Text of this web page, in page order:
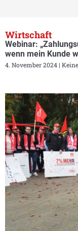
Wirtschaft
Webinar:
wenn mein Kunde
4. November 2024